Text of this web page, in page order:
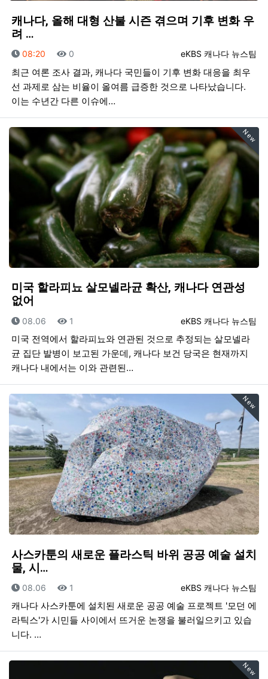
캐나다, 올해 대형 산불 시즌 겪으며 기후 변화 우
려 …
등록자
eKBS 캐나다 뉴스팀
등록일
08:20 조회
0
최근 여론 조사 결과, 캐나다 국민들이 기후 변화 대응을 최우
선 과제로 삼는 비율이 올여름 급증한 것으로 나타났습니다.
이는 수년간 다른 이슈에…
New
미국 할라피뇨 살모넬라균 확산, 캐나다 연관성
없어
등록자
eKBS 캐나다 뉴스팀
등록일
08.06 조회
1
미국 전역에서 할라피뇨와 연관된 것으로 추정되는 살모넬라
균 집단 발병이 보고된 가운데, 캐나다 보건 당국은 현재까지
캐나다 내에서는 이와 관련된…
New
사스카툰의 새로운 플라스틱 바위 공공 예술 설치
물, 시…
등록자
eKBS 캐나다 뉴스팀
등록일
08.06 조회
1
캐나다 사스카툰에 설치된 새로운 공공 예술 프로젝트 '모던 에
라틱스'가 시민들 사이에서 뜨거운 논쟁을 불러일으키고 있습
니다. …
New